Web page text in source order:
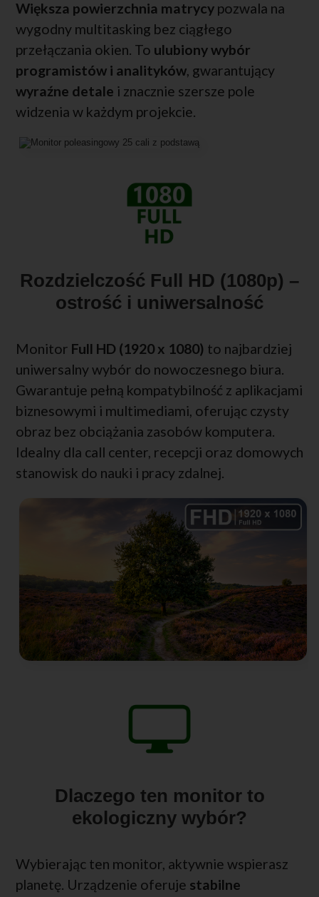
Większa powierzchnia matrycy pozwala na
wygodny multitasking bez ciągłego
przełączania okien. To ulubiony wybór
programistów i analityków, gwarantujący
wyraźne detale i znacznie szersze pole
widzenia w każdym projekcie.
Rozdzielczość Full HD (1080p) –
ostrość i uniwersalność
Monitor Full HD (1920 x 1080) to najbardziej
uniwersalny wybór do nowoczesnego biura.
Gwarantuje pełną kompatybilność z aplikacjami
biznesowymi i multimediami, oferując czysty
obraz bez obciążania zasobów komputera.
Idealny dla call center, recepcji oraz domowych
stanowisk do nauki i pracy zdalnej.
Dlaczego ten monitor to
ekologiczny wybór?
Wybierając ten monitor, aktywnie wspierasz
planetę. Urządzenie oferuje stabilne